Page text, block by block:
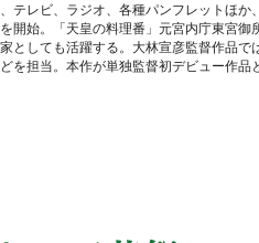
テレビ、ラジオ、各種パンフレットほか
開始。「天皇の料理番」元宮内庁東宮御
としても活躍する。大林宣彦監督作品で
を担当。本作が単独監督初デビュー作品